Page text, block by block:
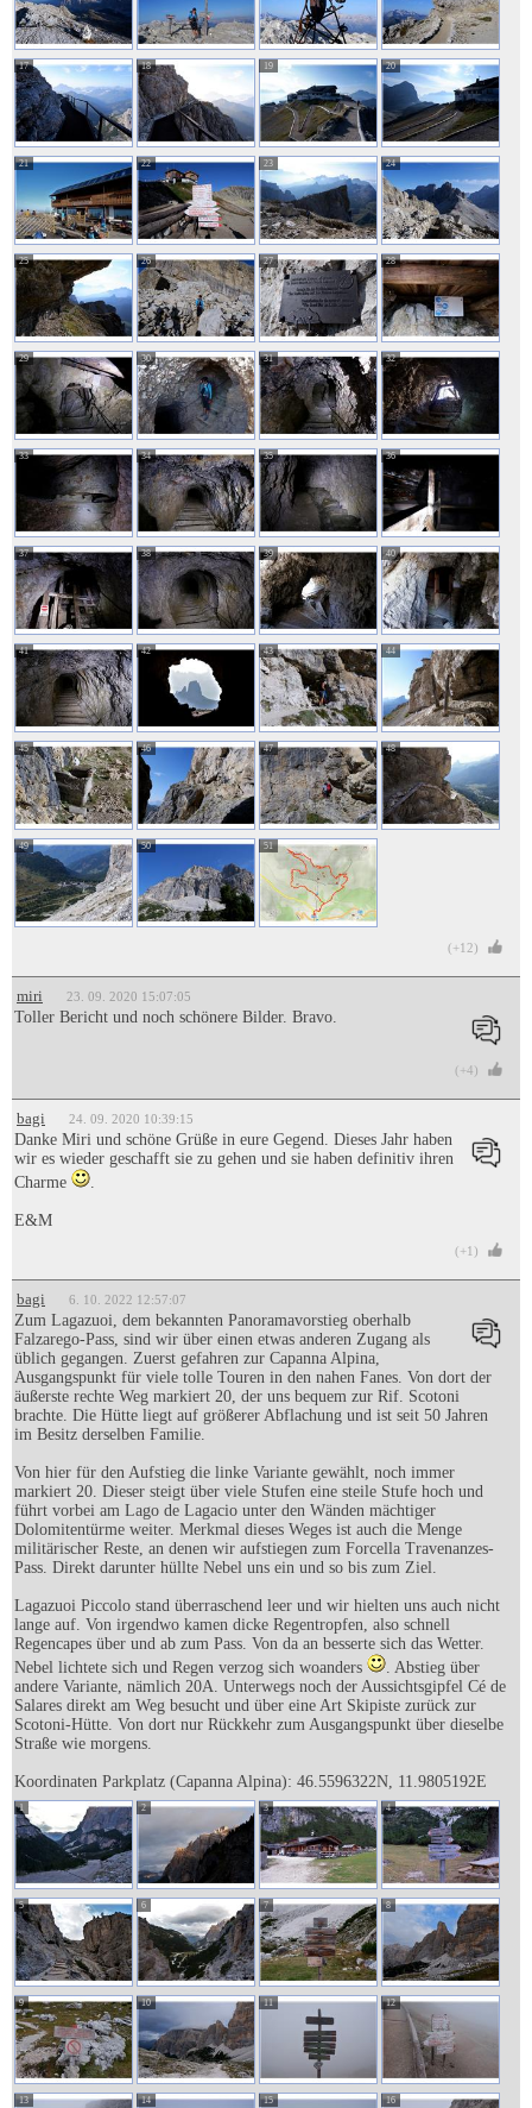
17 18 19 20
21 22 23 24
25 26 27 28
29 30 31 32
33 34 35 36
37 38 39 40
41 42 43 44
45 46 47 48
49 50 51
(+12)
miri 23. 09. 2020 15:07:05
Toller Bericht und noch schönere Bilder. Bravo.
(+4)
bagi 24. 09. 2020 10:39:15
Danke Miri und schöne Grüße in eure Gegend. Dieses Jahr haben
wir es wieder geschafft sie zu gehen und sie haben definitiv ihren
Charme
.
E&M
(+1)
bagi 6. 10. 2022 12:57:07
Zum Lagazuoi, dem bekannten Panoramavorstieg oberhalb
Falzarego-Pass, sind wir über einen etwas anderen Zugang als
üblich gegangen. Zuerst gefahren zur Capanna Alpina,
Ausgangspunkt für viele tolle Touren in den nahen Fanes. Von dort der
äußerste rechte Weg markiert 20, der uns bequem zur Rif. Scotoni
brachte. Die Hütte liegt auf größerer Abflachung und ist seit 50 Jahren
im Besitz derselben Familie.
Von hier für den Aufstieg die linke Variante gewählt, noch immer
markiert 20. Dieser steigt über viele Stufen eine steile Stufe hoch und
führt vorbei am Lago de Lagacio unter den Wänden mächtiger
Dolomitentürme weiter. Merkmal dieses Weges ist auch die Menge
militärischer Reste, an denen wir aufstiegen zum Forcella Travenanzes-
Pass. Direkt darunter hüllte Nebel uns ein und so bis zum Ziel.
Lagazuoi Piccolo stand überraschend leer und wir hielten uns auch nicht
lange auf. Von irgendwo kamen dicke Regentropfen, also schnell
Regencapes über und ab zum Pass. Von da an besserte sich das Wetter.
Nebel lichtete sich und Regen verzog sich woanders
. Abstieg über
andere Variante, nämlich 20A. Unterwegs noch der Aussichtsgipfel Cé de
Salares direkt am Weg besucht und über eine Art Skipiste zurück zur
Scotoni-Hütte. Von dort nur Rückkehr zum Ausgangspunkt über dieselbe
Straße wie morgens.
Koordinaten Parkplatz (Capanna Alpina): 46.5596322N, 11.9805192E
1 2 3 4
5 6 7 8
9 10 11 12
13 14 15 16